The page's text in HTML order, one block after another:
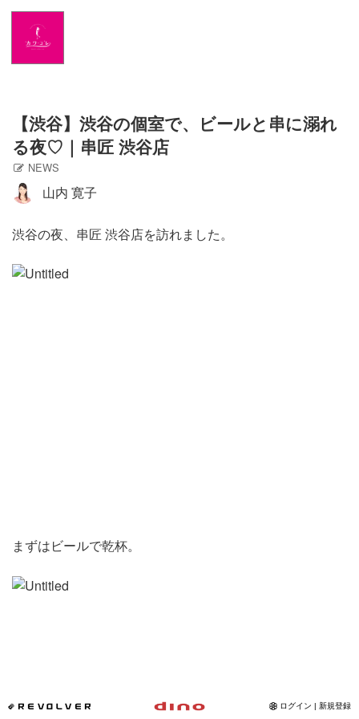
Home
NEWS
出演情報
アメブロ
GLAMブログ
Profile
【渋谷】渋谷の個室で、ビールと串に溺れ
る夜♡｜串匠 渋谷店
NEWS
山内 寛子
渋谷の夜、串匠 渋谷店を訪れました。
まずはビールで乾杯。
*REVOLVER ログイン | 新規登録